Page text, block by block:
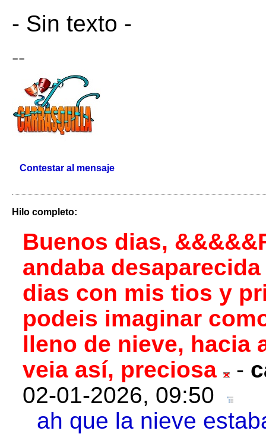
- Sin texto -
--
Contestar al mensaje
Hilo completo:
Buenos dias,
andaba
dias con mis tios y
podeis imaginar
lleno de nieve, hacia
veia así, preciosa
-
02-01-2026, 09:50
ah que la nieve